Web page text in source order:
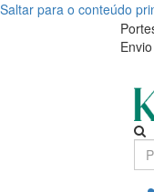
Saltar para o conteúdo
MILANO